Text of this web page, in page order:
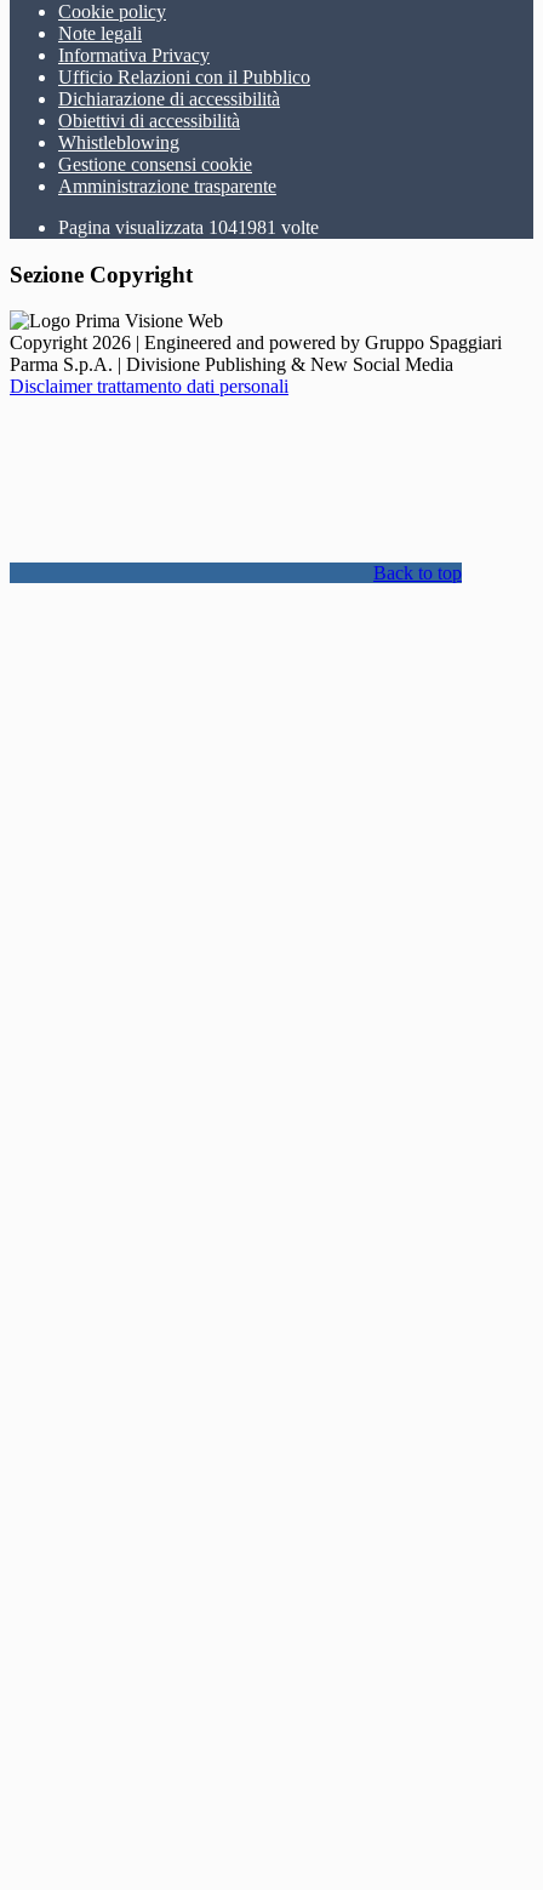
Cookie policy
Note legali
Informativa Privacy
Ufficio Relazioni con il Pubblico
Dichiarazione di accessibilità
Obiettivi di accessibilità
Whistleblowing
Gestione consensi cookie
Amministrazione trasparente
Pagina visualizzata 1041981 volte
Sezione Copyright
Copyright 2026 | Engineered and powered by Gruppo Spaggiari
Parma S.p.A. | Divisione Publishing & New Social Media
Disclaimer trattamento dati personali
Back to top